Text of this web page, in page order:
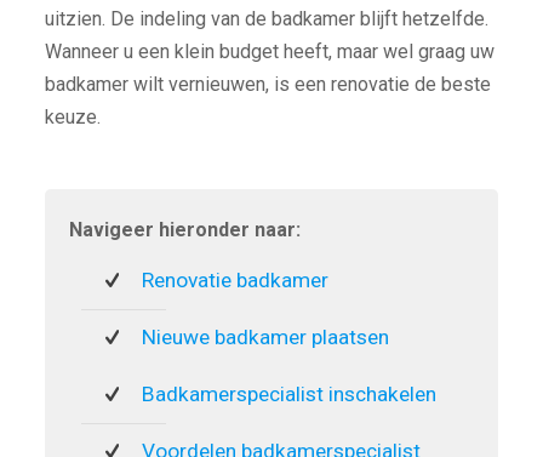
uitzien. De indeling van de badkamer blijft hetzelfde.
Wanneer u een klein budget heeft, maar wel graag uw
badkamer wilt vernieuwen, is een renovatie de beste
keuze.
Navigeer hieronder naar:
Renovatie badkamer
Nieuwe badkamer plaatsen
Badkamerspecialist inschakelen
Voordelen badkamerspecialist